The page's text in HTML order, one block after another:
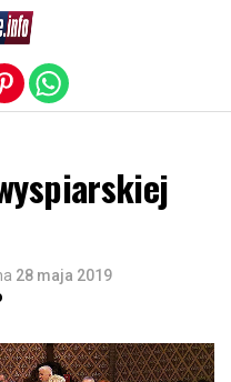
28 maja 2019